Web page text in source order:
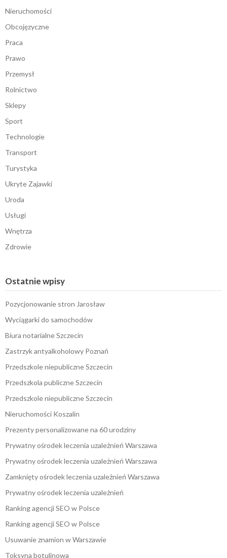
Nieruchomości
Obcojęzyczne
Praca
Prawo
Przemysł
Rolnictwo
Sklepy
Sport
Technologie
Transport
Turystyka
Ukryte Zajawki
Uroda
Usługi
Wnętrza
Zdrowie
Ostatnie wpisy
Pozycjonowanie stron Jarosław
Wyciągarki do samochodów
Biura notarialne Szczecin
Zastrzyk antyalkoholowy Poznań
Przedszkole niepubliczne Szczecin
Przedszkola publiczne Szczecin
Przedszkole niepubliczne Szczecin
Nieruchomości Koszalin
Prezenty personalizowane na 60 urodziny
Prywatny ośrodek leczenia uzależnień Warszawa
Prywatny ośrodek leczenia uzależnień Warszawa
Zamknięty ośrodek leczenia uzależnień Warszawa
Prywatny ośrodek leczenia uzależnień
Ranking agencji SEO w Polsce
Ranking agencji SEO w Polsce
Usuwanie znamion w Warszawie
Toksyna botulinowa